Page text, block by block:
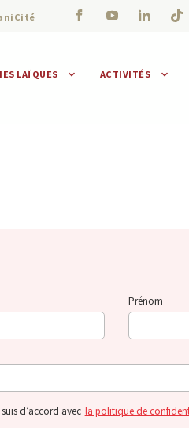
LAÏQUES ACTIVITÉS
Prénom
d’accord avec la politique de